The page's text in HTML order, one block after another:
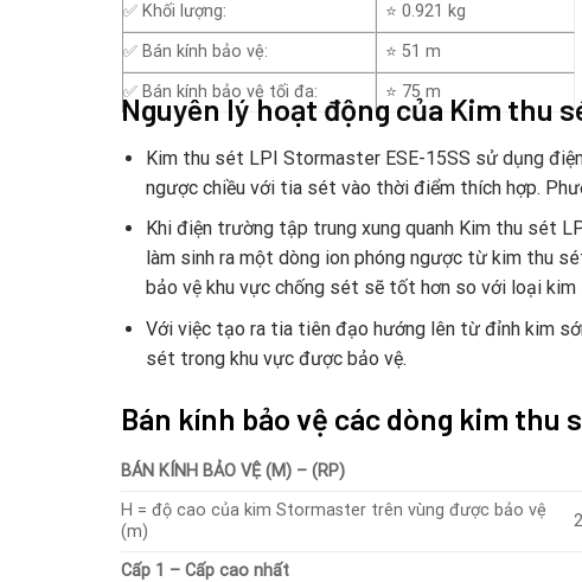
✅ Khối lượng:
⭐ 0.921 kg
✅ Bán kính bảo vệ:
⭐ 51 m
✅ Bán kính bảo vệ tối đa:
⭐ 75 m
Nguyên lý hoạt động của Kim thu
Kim thu sét LPI Stormaster ESE-15SS sử dụng
ngược chiều với tia sét vào thời điểm thích hợp.
Khi điện trường tập trung xung quanh Kim thu sét
làm sinh ra một dòng ion phóng ngược từ kim thu
bảo vệ khu vực chống sét sẽ tốt hơn so với loại
Với việc tạo ra tia tiên đạo hướng lên từ đỉnh kim
sét trong khu vực được bảo vệ.
Bán kính bảo vệ các dòng kim thu
BÁN KÍNH BẢO VỆ (M) – (RP)
H = độ cao của kim Stormaster trên vùng được bảo vệ
(m)
Cấp 1 – Cấp cao nhất